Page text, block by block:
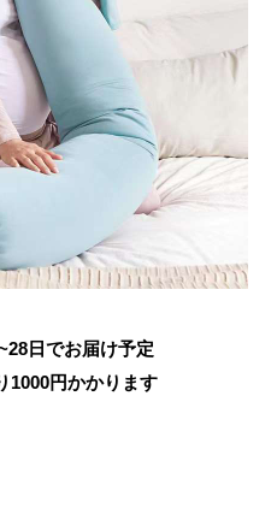
日でお届け予定
1000円かかります